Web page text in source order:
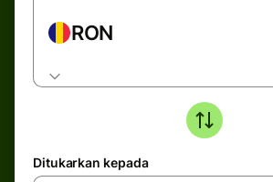
RON
Ditukarkan kepada